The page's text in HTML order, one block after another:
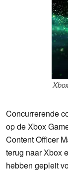
Concurrerende
op de Xbox
Content Officer
terug naar Xbox
hebben gepleit